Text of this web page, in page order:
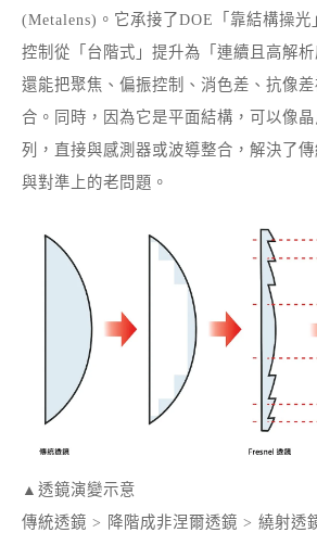
(Metalens)。它承接了DOE「靠結構操光
控制從「台階式」提升為「連續且高解析
還能把聚焦、偏振控制、消色差、抗像
合。同時，因為它是平面結構，可以像
列，直接與感測器或波導整合，解決了
與對準上的老問題。
▲透鏡演變示意
傳統透鏡 > 降階成非涅爾透鏡 > 繞射透